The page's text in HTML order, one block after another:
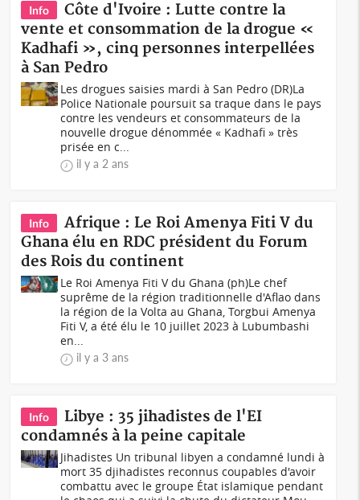
Info
Côte d'Ivoire : Lutte contre la
vente et consommation de la drogue «
Kadhafi », cinq personnes interpellées
à San Pedro
Les drogues saisies mardi à San Pedro (DR)La
Police Nationale poursuit sa traque dans le pays
contre les vendeurs et consommateurs de la
nouvelle drogue dénommée « Kadhafi » très
prisée en c...
il y a 2 ans
Info
Afrique : Le Roi Amenya Fiti V du
Ghana élu en RDC président du Forum
des Rois du continent
Le Roi Amenya Fiti V du Ghana (ph)Le chef
suprême de la région traditionnelle d'Aflao dans
la région de la Volta au Ghana, Torgbui Amenya
Fiti V, a été élu le 10 juillet 2023 à Lubumbashi
en...
il y a 3 ans
Info
Libye : 35 jihadistes de l'EI
condamnés à la peine capitale
Jihadistes Un tribunal libyen a condamné lundi à
mort 35 djihadistes reconnus coupables d'avoir
combattu avec le groupe État islamique pendant